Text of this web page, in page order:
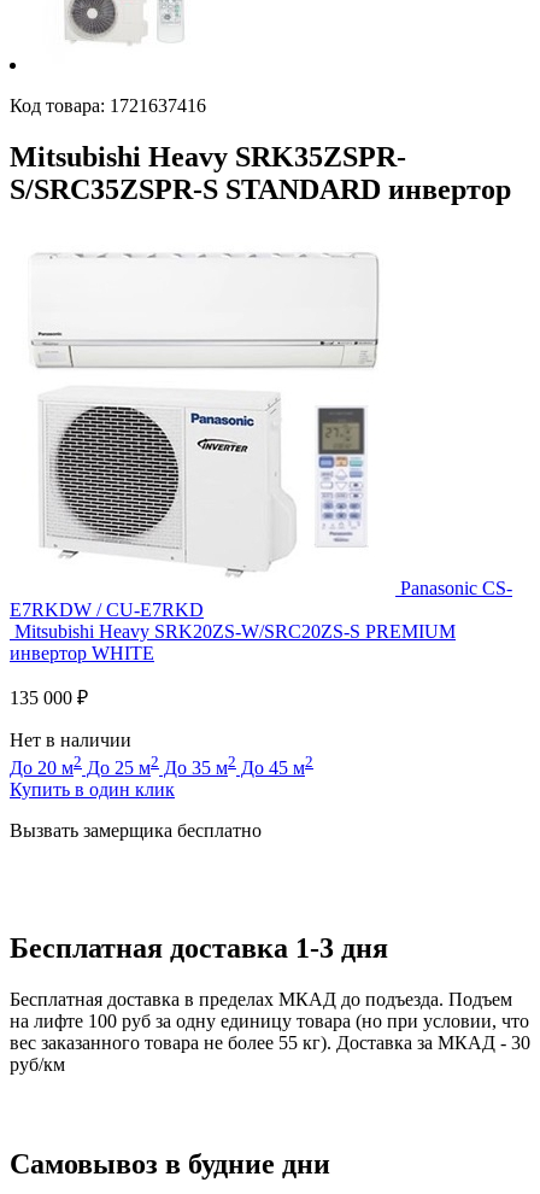
Код товара: 1721637416
Mitsubishi Heavy SRK35ZSPR-
S/SRC35ZSPR-S STANDARD инвертор
Panasonic CS-
E7RKDW / CU-E7RKD
Mitsubishi Heavy SRK20ZS-W/SRC20ZS-S PREMIUM
инвертор WHITE
135 000 ₽
Нет в наличии
До 20 м2 До 25 м2 До 35 м2 До 45 м2
Купить в один клик
Вызвать замерщика бесплатно
Бесплатная доставка 1-3 дня
Бесплатная доставка в пределах МКАД до подъезда. Подъем
на лифте 100 руб за одну единицу товара (но при условии, что
вес заказанного товара не более 55 кг). Доставка за МКАД - 30
руб/км
Самовывоз в будние дни